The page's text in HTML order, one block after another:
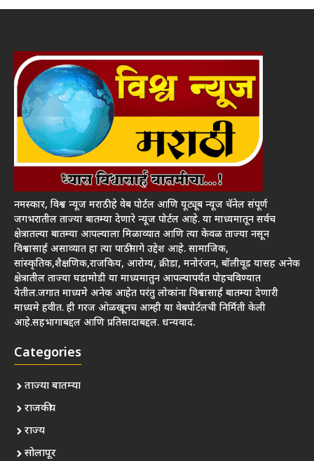
नमस्कार, विश्व न्यूज मराठी हे वेब पोर्टल आणि यूट्यूब न्यूज चॅनेल संपूर्ण
जगभरातील ताज्या बातम्या देणारे न्यूज पोर्टल आहे. या माध्यमातून सर्वच
क्षेत्रातल्या बातम्या आपल्याला मिळाव्यात आणि त्या केवळ ताज्या नसून
विश्वासार्ह असाव्यात हा त्या पाठीमागे उद्देश आहे. सामाजिक,
सांस्कृतिक,शैक्षणिक,राजकिय, आरोग्य, क्रीडा, मनोरंजन, बॉलीवूड यासह अनेक
क्षेत्रातील ताज्या घडामोडी या माध्यमातुन आपल्यापर्यंत पोहचविण्यात
येतील.जगात माध्यमे अनेक आहेत परंतु लोकांना विश्वासार्ह बातम्या देणारी
माध्यमे हवीत. ही गरज ओळखूनच आम्ही या वेबपोर्टलची निर्मिती केली
आहे.सहभागाबद्दल आणि प्रतिसादाबद्दल. धन्यवाद.
Categories
ताज्या बातम्या
राजकीय
राज्य
सोलापूर